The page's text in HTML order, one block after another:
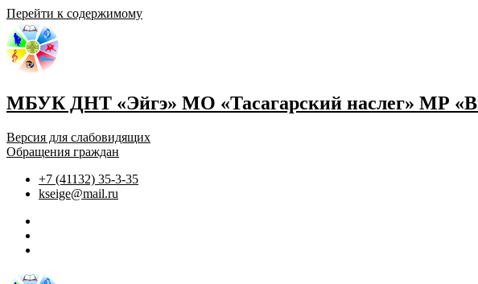
Перейти к содержимому
МБУК ДНТ «Эйгэ» МО «Тасагарский наслег» МР
Версия для слабовидящих
Обращения граждан
+7 (41132) 35-3-35
kseige@mail.ru